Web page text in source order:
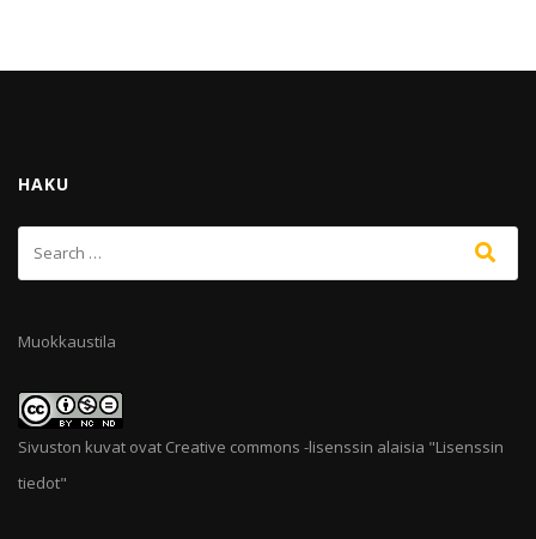
HAKU
Muokkaustila
Sivuston kuvat ovat Creative commons -lisenssin alaisia "Lisenssin
tiedot"